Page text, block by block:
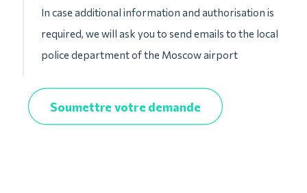
In case additional information and authorisation is
required, we will ask you to send emails to the local
police department of the Moscow airport
Soumettre votre demande